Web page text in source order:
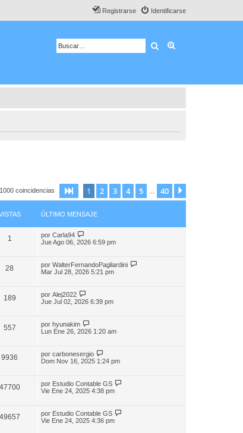
Identificarse
Registrarse
Buscar
coincidencias Página1 de 40
1 2 3 4 5 40
ÚLTIMO MENSAJE
1 por Carla94
Jue Ago 06, 2026 6:59 pm
28 por WalterFernandoPagliardini
Mar Jul 28, 2026 5:21 pm
189 por Alej2022
Jue Jul 02, 2026 6:39 pm
557 por hyunakim
Lun Ene 26, 2026 1:20 am
9936 por carbonesergio
Dom Nov 16, 2025 1:24 pm
47700 por Estudio Contable GS
Vie Ene 24, 2025 4:38 pm
49657 por Estudio Contable GS
Vie Ene 24, 2025 4:36 pm